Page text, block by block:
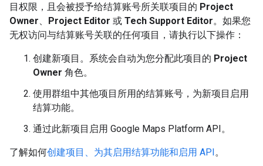
目权限，且会被授予给结算账号所关联项目的 Project
Owner
Project Editor 或 Tech Support Editor。如果您
无权访问与结算账号关联的任何项目，请执行以下操作：
创建新项目。系统会自动为您分配此项目的 Project
Owner 角色。
使用群组中其他项目所用的结算账号，为新项目启用
结算功能。
通过此新项目启用 Google Maps Platform API。
了解如何创建项目、为其启用结算功能和启用 API。